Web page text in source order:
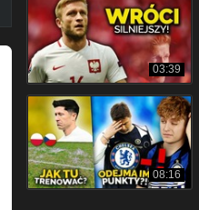
03:39
08:16